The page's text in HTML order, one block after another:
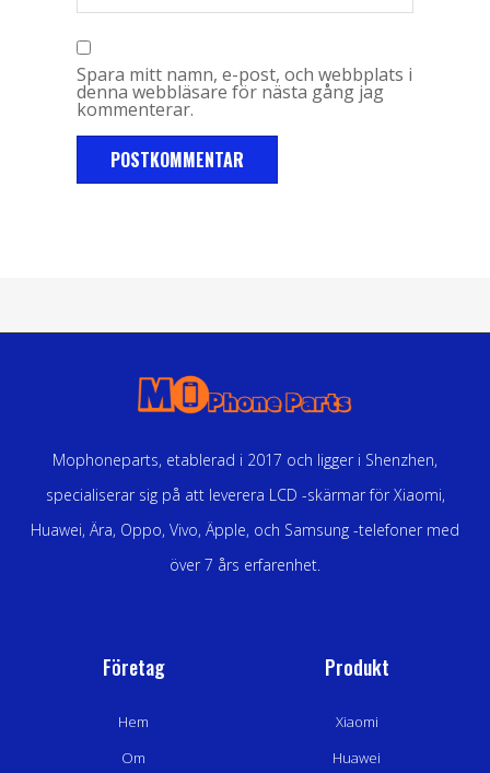
Spara mitt namn, e-post, och webbplats i
denna webbläsare för nästa gång jag
kommenterar.
Mophoneparts, etablerad i 2017 och ligger i Shenzhen,
specialiserar sig på att leverera LCD -skärmar för Xiaomi,
Huawei, Ära, Oppo, Vivo, Äpple, och Samsung -telefoner med
över 7 års erfarenhet.
Företag
Hem
Om
Produkt
Xiaomi
Huawei